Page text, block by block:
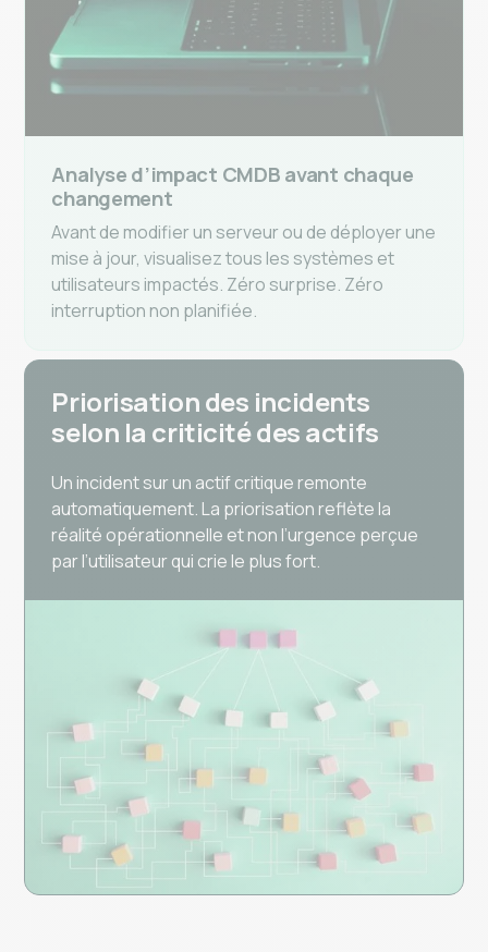
Analyse d’impact CMDB avant chaque
changement
Avant de modifier un serveur ou de déployer une
mise à jour, visualisez tous les systèmes et
utilisateurs impactés. Zéro surprise. Zéro
interruption non planifiée.
Priorisation des incidents
selon la criticité des actifs
Un incident sur un actif critique remonte
automatiquement. La priorisation reflète la
réalité opérationnelle et non l’urgence perçue
par l’utilisateur qui crie le plus fort.